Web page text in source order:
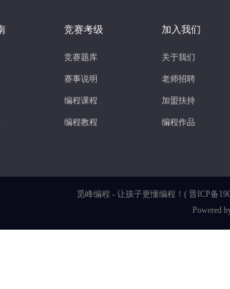
竞赛考级
竞赛题库
赛事说明
编程课程
编程教程
加入我们
关于我们
老师招聘
加盟扶持
编程作品
觅峰编程 - 让孩子更懂编程！( 晋ICP备
Powered